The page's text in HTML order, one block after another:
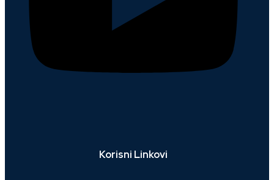
Korisni Linkovi